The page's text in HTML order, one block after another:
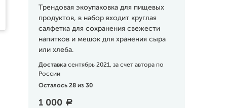
Трендовая экоупаковка для пищевых
продуктов, в набор входит круглая
салфетка для сохранения свежести
напитков и мешок для хранения сыра
или хлеба.
Доставка сентябрь 2021, за счет автора по
России
Осталось 28 из 30
1 000 a